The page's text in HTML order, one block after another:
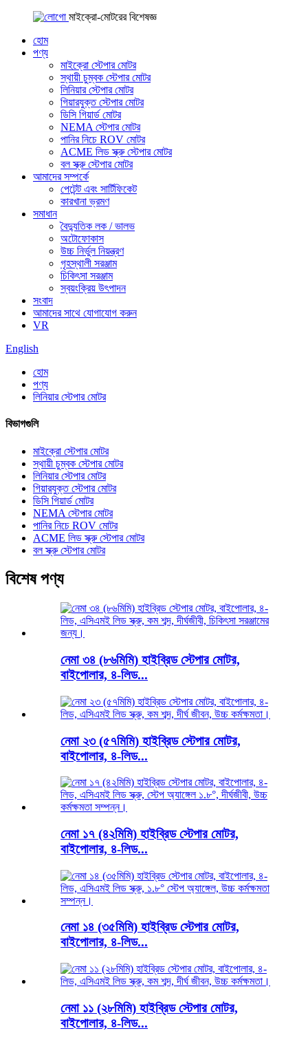
মাইক্রো-মোটরের বিশেষজ্ঞ
হোম
পণ্য
মাইক্রো স্টেপার মোটর
স্থায়ী চুম্বক স্টেপার মোটর
লিনিয়ার স্টেপার মোটর
গিয়ারযুক্ত স্টেপার মোটর
ডিসি গিয়ার্ড মোটর
NEMA স্টেপার মোটর
পানির নিচে ROV মোটর
ACME লিড স্ক্রু স্টেপার মোটর
বল স্ক্রু স্টেপার মোটর
আমাদের সম্পর্কে
পেটেন্ট এবং সার্টিফিকেট
কারখানা ভ্রমণ
সমাধান
বৈদ্যুতিক লক / ভালভ
অটোফোকাস
উচ্চ নির্ভুল নিয়ন্ত্রণ
গৃহস্থালী সরঞ্জাম
চিকিৎসা সরঞ্জাম
স্বয়ংক্রিয় উৎপাদন
সংবাদ
আমাদের সাথে যোগাযোগ করুন
VR
English
হোম
পণ্য
লিনিয়ার স্টেপার মোটর
বিভাগগুলি
মাইক্রো স্টেপার মোটর
স্থায়ী চুম্বক স্টেপার মোটর
লিনিয়ার স্টেপার মোটর
গিয়ারযুক্ত স্টেপার মোটর
ডিসি গিয়ার্ড মোটর
NEMA স্টেপার মোটর
পানির নিচে ROV মোটর
ACME লিড স্ক্রু স্টেপার মোটর
বল স্ক্রু স্টেপার মোটর
বিশেষ পণ্য
নেমা ৩৪ (৮৬মিমি) হাইব্রিড স্টেপার মোটর,
বাইপোলার, ৪-লিড...
নেমা ২৩ (৫৭মিমি) হাইব্রিড স্টেপার মোটর,
বাইপোলার, ৪-লিড...
নেমা ১৭ (৪২মিমি) হাইব্রিড স্টেপার মোটর,
বাইপোলার, ৪-লিড...
নেমা ১৪ (৩৫মিমি) হাইব্রিড স্টেপার মোটর,
বাইপোলার, ৪-লিড...
নেমা ১১ (২৮মিমি) হাইব্রিড স্টেপার মোটর,
বাইপোলার, ৪-লিড...